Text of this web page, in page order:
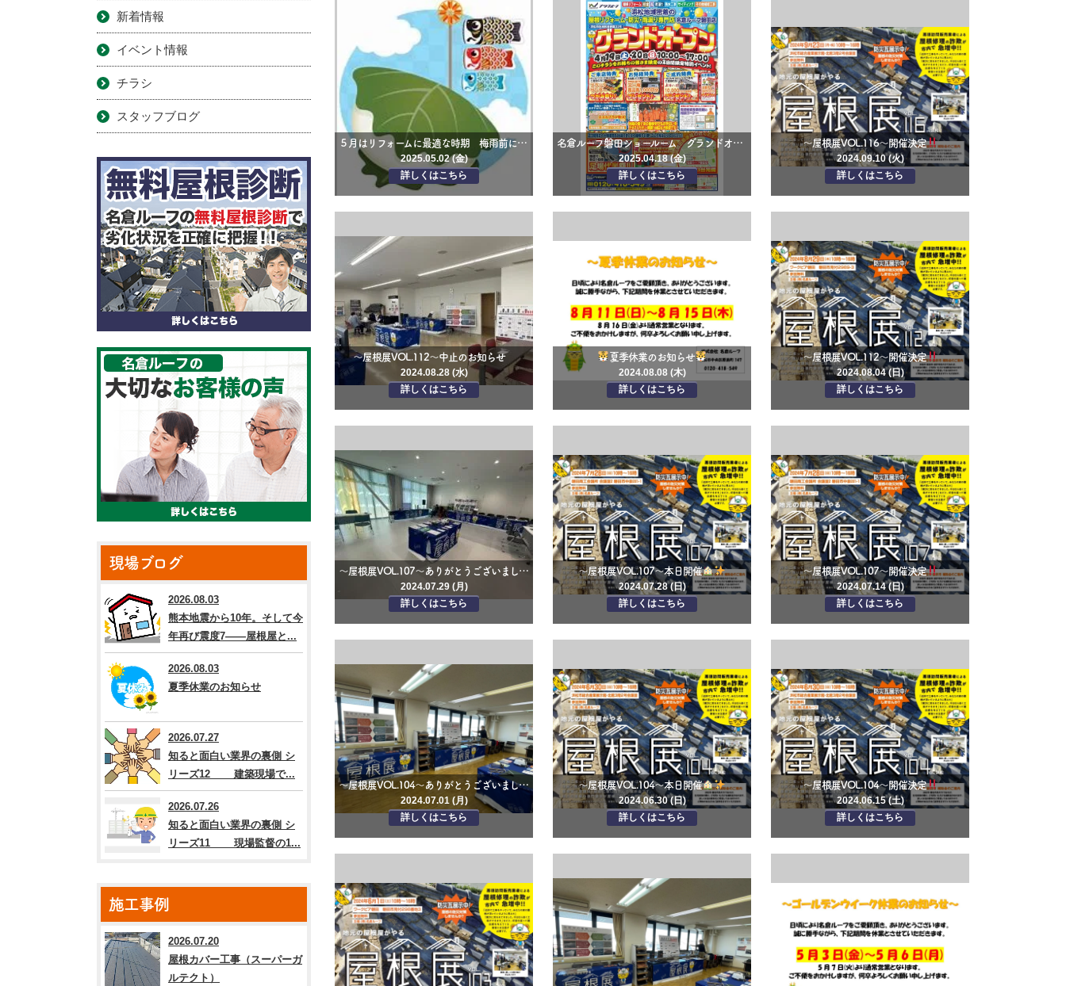
５月はリフォームに最適な時期 梅雨前にお家の気になるところ点検しましょう！
2025.05.02 (金)
詳しくはこちら
名倉ルーフ磐田ショールーム グランドオープン
2025.04.18 (金)
詳しくはこちら
～屋根展VOL.116～開催決定
2024.09.10 (火)
詳しくはこちら
～屋根展VOL.112～中止のお知らせ
2024.08.28 (水)
詳しくはこちら
夏季休業のお知らせ
2024.08.08 (木)
詳しくはこちら
～屋根展VOL.112～開催決定
2024.08.04 (日)
詳しくはこちら
～屋根展VOL.107～ありがとうございました
2024.07.29 (月)
詳しくはこちら
～屋根展VOL.107～本日開催
2024.07.28 (日)
詳しくはこちら
～屋根展VOL.107～開催決定
2024.07.14 (日)
詳しくはこちら
～屋根展VOL.104～ありがとうございました
2024.07.01 (月)
詳しくはこちら
～屋根展VOL.104～本日開催
2024.06.30 (日)
詳しくはこちら
～屋根展VOL.104～開催決定
2024.06.15 (土)
詳しくはこちら
新着情報
イベント情報
チラシ
スタッフブログ
現場ブログ
2026.08.03
熊本地震から10年。そして今
年再び震度7――屋根屋と...
2026.08.03
夏季休業のお知らせ
2026.07.27
知ると面白い業界の裏側 シ
リーズ12 建築現場で...
2026.07.26
知ると面白い業界の裏側 シ
リーズ11 現場監督の1...
施工事例
2026.07.20
屋根カバー工事（スーパーガ
ルテクト）